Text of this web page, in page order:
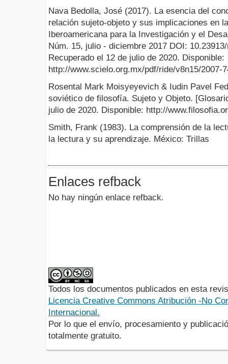
Nava Bedolla, José (2017). La esencia del
relación sujeto-objeto y sus implicaciones en
Iberoamericana para la Investigación y el
Núm. 15, julio - diciembre 2017 DOI:
Recuperado el 12 de julio de 2020. Disponible:
http://www.scielo.org.mx/pdf/ride/v8n15/2007-
Rosental Mark Moisyeyevich & Iudin Pavel
soviético de filosofía. Sujeto y Objeto.
julio de 2020. Disponible: http://
Smith, Frank (1983). La comprensión de la
la lectura y su aprendizaje. México: Trillas
Enlaces refback
No hay ningún enlace refback.
Todos los documentos publicados en esta
Licencia Creative Commons Atribución -No
Internacional.
Por lo que el envío, procesamiento y
totalmente gratuito.